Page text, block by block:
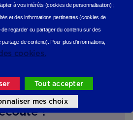
conseil, d’une
?
à vos intérêts (cookies de personnalisation) ;
et des informations pertinentes (cookies de
regarder ou partager du contenu sur des
de contenu). Pour plus d'informations,
cookies.
Tout accepter
mes choix